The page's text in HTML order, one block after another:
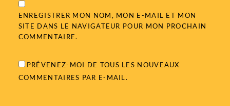
ENREGISTRER MON NOM, MON E-MAIL ET MON
SITE DANS LE NAVIGATEUR POUR MON PROCHAIN
COMMENTAIRE.
PRÉVENEZ-MOI DE TOUS LES NOUVEAUX
COMMENTAIRES PAR E-MAIL.